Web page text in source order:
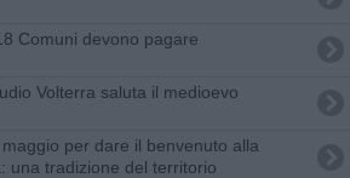
Comuni devono pagare
Volterra saluta il medioevo
per dare il benvenuto alla
una tradizione del territorio